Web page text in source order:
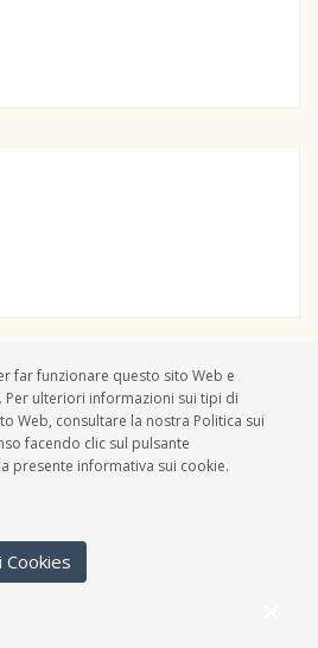
Varie
far funzionare questo sito Web e
Per ulteriori informazioni sui tipi di
Web, consultare la nostra Politica sui
facendo clic sul pulsante
presente informativa sui cookie.
Cookies